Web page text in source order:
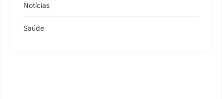
Notícias
Saúde